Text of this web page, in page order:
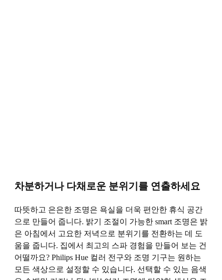
차분하거나 다채로운 분위기를 연출하세요
따뜻하고 은은한 조명은 욕실을 더욱 편안한 휴식 공간
으로 만들어 줍니다. 밝기 조절이 가능한 smart 조명은 밝
은 아침에서 고요한 저녁으로 분위기를 전환하는 데 도
움을 줍니다. 집에서 최고의 스파 경험을 만들어 보는 건
어떨까요? Philips Hue 컬러 전구와 조명 기구는 원하는
모든 색상으로 설정할 수 있습니다. 선택할 수 있는 음색